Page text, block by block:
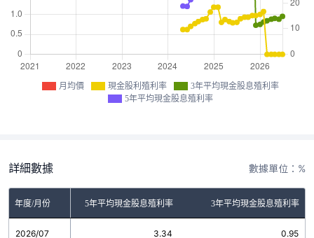
月均價 現金股利殖利率
3年平均現金股息殖利率
5年平均現金股息殖利率
詳細數據 數據單位：%
年度/月份
股利殖利率 5年平均現金股息殖利率 3年平均現金股息殖利率
2026/07
0.00 3.34 0.95